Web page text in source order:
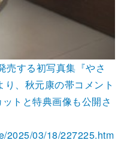
売する初写真集『やさ
、秋元康の帯コメント
トと特典画像も公開さ
2025/03/18/227225.htm